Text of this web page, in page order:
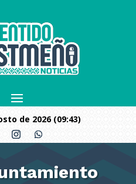
de 2026 (09:43)